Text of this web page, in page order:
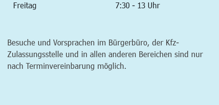
Freitag 7:30 - 13 Uhr
Besuche und Vorsprachen im Bürgerbüro, der Kfz-
Zulassungsstelle und in allen anderen Bereichen sind nur
nach Terminvereinbarung möglich.